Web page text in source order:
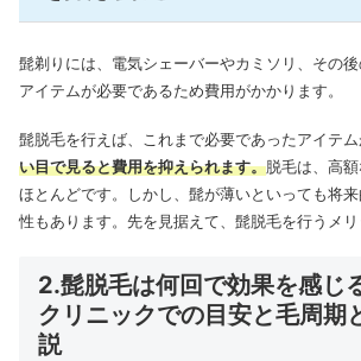
髭剃りには、電気シェーバーやカミソリ、その
アイテムが必要であるため費用がかかります。
髭脱毛を行えば、これまで必要であったアイテム
い目で見ると費用を抑えられます。脱毛は、高
ほとんどです。しかし、髭が薄いといっても将
性もあります。先を見据えて、髭脱毛を行うメリ
2.髭脱毛は何回で効果を感じ
クリニックでの目安と毛周期
説